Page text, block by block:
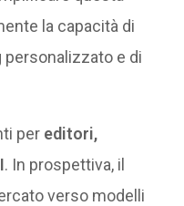
la capacità di
e di
per editori,
. In prospettiva, il
verso modelli